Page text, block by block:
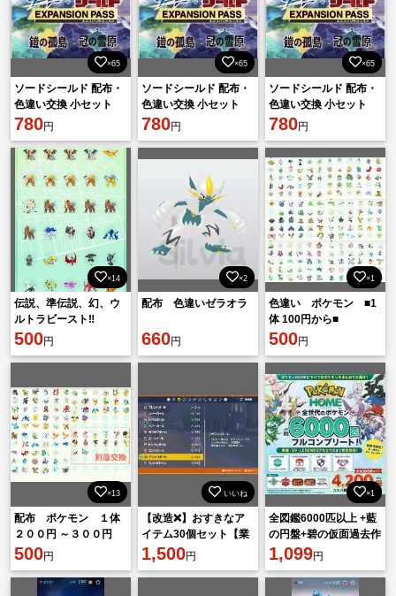
×65
ソードシールド 配布・
色違い交換 小セット
780円
780円
×65
ソードシールド 配布・
色違い交換 小セット
780円
780円
×65
ソードシールド 配布・
色違い交換 小セット
780円
780円
×14
伝説、準伝説、幻、ウ
ルトラビースト‼️
500円
×2
配布 色違いゼラオラ
660円
×1
色違い ポケモン ■1
体 100円から■
500円
×13
配布 ポケモン １体
２００円 ～３００円
500円
いいね
【改造❌】おすきなア
イテム30個セット【業
者❌】
1,500円
×1
全図鑑6000匹以上 +藍
の円盤+碧の仮面過去作
伝説、幻、準伝説ポケ
モン?色違い 通常色
1,099円